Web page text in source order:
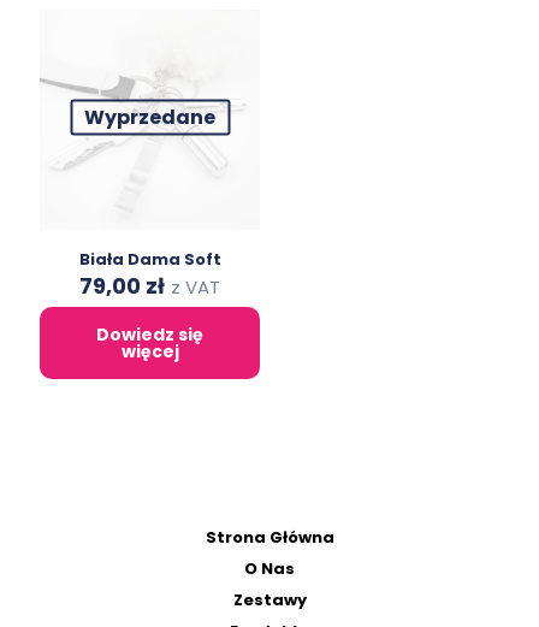
Wyprzedane
Biała Dama Soft
Original
price
was:
146,00 zł.
79,00 złCurrent
price
is:
79,00 zł.
z VAT
Dowiedz się
więcej
Strona Główna
O Nas
Zestawy